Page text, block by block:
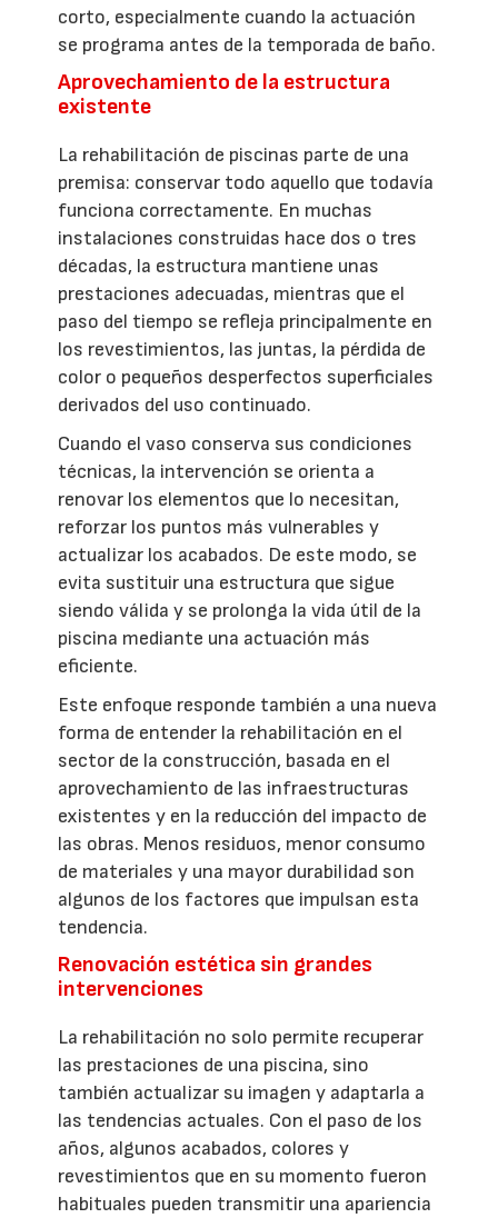
corto, especialmente cuando la actuación
se programa antes de la temporada de baño.
Aprovechamiento de la estructura
existente
La rehabilitación de piscinas parte de una
premisa: conservar todo aquello que todavía
funciona correctamente. En muchas
instalaciones construidas hace dos o tres
décadas, la estructura mantiene unas
prestaciones adecuadas, mientras que el
paso del tiempo se refleja principalmente en
los revestimientos, las juntas, la pérdida de
color o pequeños desperfectos superficiales
derivados del uso continuado.
Cuando el vaso conserva sus condiciones
técnicas, la intervención se orienta a
renovar los elementos que lo necesitan,
reforzar los puntos más vulnerables y
actualizar los acabados. De este modo, se
evita sustituir una estructura que sigue
siendo válida y se prolonga la vida útil de la
piscina mediante una actuación más
eficiente.
Este enfoque responde también a una nueva
forma de entender la rehabilitación en el
sector de la construcción, basada en el
aprovechamiento de las infraestructuras
existentes y en la reducción del impacto de
las obras. Menos residuos, menor consumo
de materiales y una mayor durabilidad son
algunos de los factores que impulsan esta
tendencia.
Renovación estética sin grandes
intervenciones
La rehabilitación no solo permite recuperar
las prestaciones de una piscina, sino
también actualizar su imagen y adaptarla a
las tendencias actuales. Con el paso de los
años, algunos acabados, colores y
revestimientos que en su momento fueron
habituales pueden transmitir una apariencia